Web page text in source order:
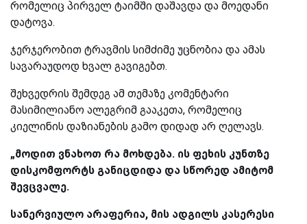
რომელიც პირველ ტაიმში დაშავდა და მოედანი
დატოვა.
ჯერჯერობით ტრავმის სიმძიმე უცნობია და ამას
სავარაუდოდ ხვალ გავიგებთ.
შეხვედრის შემდეგ ამ თემაზე კომენტარი
მასიმილიანო ალეგრიმ გააკეთა, რომელიც
კიელინის დაზიანების გამო დიდად არ ღელავს.
„მოდით ვნახოთ რა მოხდება. ის ფეხის კუნთზე
დისკომფორტს განიცდიდა და სწორედ ამიტომ
შევცვალე.
სანერვიულო არაფერია, მის ადგილს კასერესი